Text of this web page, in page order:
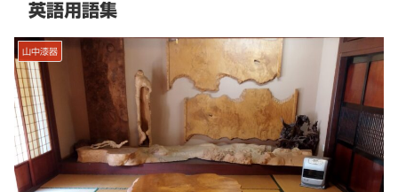
英語用語集
山中漆器